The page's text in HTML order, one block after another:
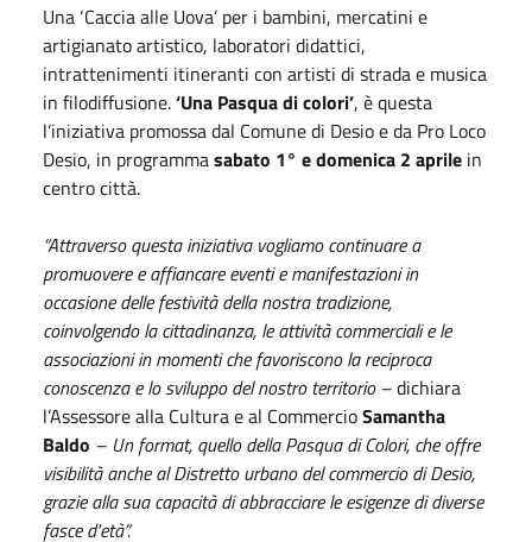
Una ‘Caccia alle Uova’ per i bambini, mercatini e
artigianato artistico, laboratori didattici,
intrattenimenti itineranti con artisti di strada e musica
in filodiffusione.‘Una Pasqua di colori’, è questa
l’iniziativa promossa dal Comune di Desio e da Pro Loco
Desio, in programmasabato 1° e domenica 2 aprile in
centro città.
“Attraverso questa iniziativa vogliamo continuare a
promuovere e affiancare eventi e manifestazioni in
occasione delle festività della nostra tradizione,
coinvolgendo la cittadinanza, le attività commerciali e le
associazioni in momenti che favoriscono la reciproca
conoscenza e lo sviluppo del nostro territorio –dichiara
l’Assessore alla Cultura e al CommercioSamantha
Baldo – Un format, quello della Pasqua di Colori, che offre
visibilità anche al Distretto urbano del commercio di Desio,
grazie alla sua capacità di abbracciare le esigenze di diverse
fasce d'età”.